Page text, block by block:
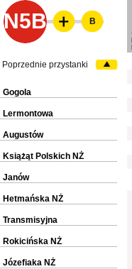
N5B B
Poprzednie przystanki
Gogola
Lermontowa
Augustów
Książąt Polskich NŻ
Janów
Hetmańska NŻ
Transmisyjna
Rokicińska NŻ
Józefiaka NŻ